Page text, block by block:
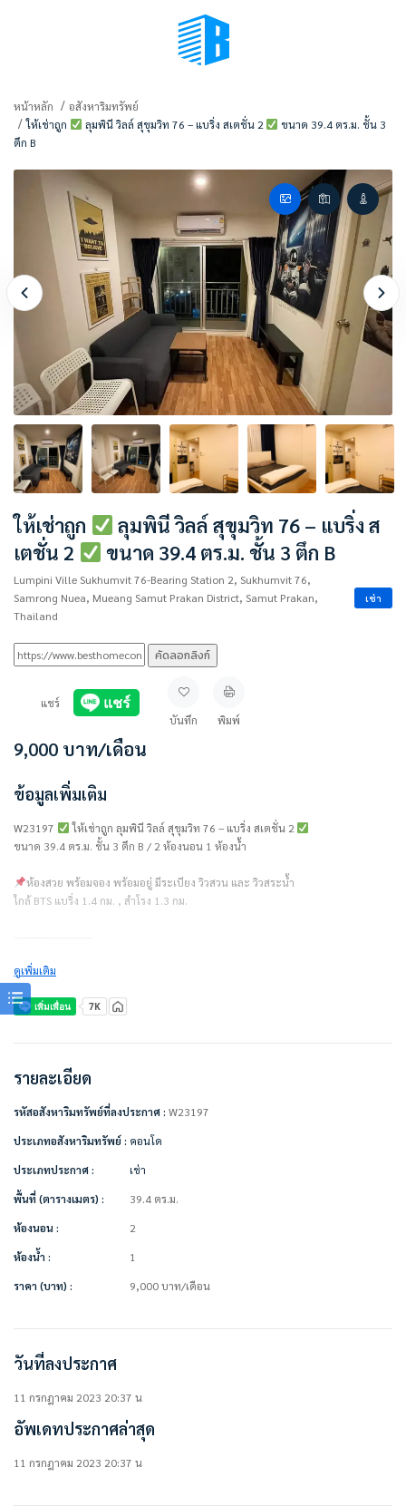
(เลือกมุมมอง)
หน้าหลัก
อสังหาริมทรัพย์
ให้เช่าถูก
ลุมพินี วิลล์ สุขุมวิท 76 – แบริ่ง สเตชั่น 2
ขนาด 39.4 ตร.ม. ชั้น 3
ตึก B
ให้เช่าถูก
ลุมพินี วิลล์ สุขุมวิท 76 – แบริ่ง ส
เตชั่น 2
ขนาด 39.4 ตร.ม. ชั้น 3 ตึก B
Lumpini Ville Sukhumvit 76-Bearing Station 2, Sukhumvit 76,
Samrong Nuea, Mueang Samut Prakan District, Samut Prakan,
Thailand
เช่า
คัดลอกลิงก์
แชร์
บันทึก
พิมพ์
9,000 บาท/เดือน
ข้อมูลเพิ่มเติม
W23197
ให้เช่าถูก ลุมพินี วิลล์ สุขุมวิท 76 – แบริ่ง สเตชั่น 2
ขนาด 39.4 ตร.ม. ชั้น 3 ตึก B / 2 ห้องนอน 1 ห้องน้ำ
ห้องสวย พร้อมจอง พร้อมอยู่ มีระเบียง วิวสวน และ วิวสระน้ำ
ใกล้ BTS แบริ่ง 1.4 กม. , สำโรง 1.3 กม.
สัญญาเช่า 1 ปี = 9,000 บาท/เดือน (รวมส่วนกลางแล้ว)
– ค่าเช่าเดือนแรก 1 เดือน = 9,000 บาท
– รวมทั้งหมด 27,000 บาท
————————–
• แอร์ 3 เครื่อง
• ทีวี
• ตู้เย็น
• ไมโครเวฟ
• เตียง + ที่นอน
• ตู้เสื้อผ้า
• ผ้าม่านกันแดด 2 ชั้น ทุกหน้าต่าง
สิ่งอำนวยความสะดวกในโครงการ
• สระว่ายน้ำ
• สวนหย่อม
• ระบบรักษาความปลอดภัยตลอด 24 ชม.
• กล้องวงจรปิด
ดูเพิ่มเติม
รายละเอียด
รหัสอสังหาริมทรัพย์ที่ลงประกาศ : W23197
ประเภทอสังหาริมทรัพย์ : คอนโด
ประเภทประกาศ :
เช่า
พื้นที่ (ตารางเมตร) :
39.4 ตร.ม.
ห้องนอน :
2
ห้องน้ำ :
1
ราคา (บาท) :
9,000บาท/เดือน
วันที่ลงประกาศ
11 กรกฎาคม 2023 20:37 น
อัพเดทประกาศล่าสุด
11 กรกฎาคม 2023 20:37 น